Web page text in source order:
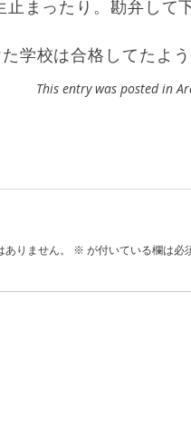
まったり。勘弁して
学校は合格してたよう
This entry was posted in
りません。
※ が付いている欄は必